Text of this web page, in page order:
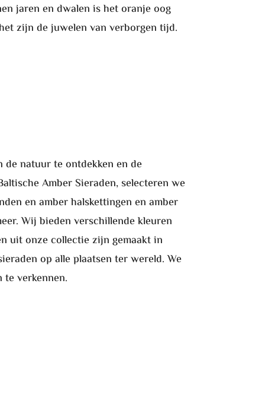
jaren en dwalen is het oranje oog
zijn de juwelen van verborgen tijd.
natuur te ontdekken en de
Amber Sieraden, selecteren we
en amber halskettingen en amber
Wij bieden verschillende kleuren
uit onze collectie zijn gemaakt in
op alle plaatsen ter wereld. We
verkennen.